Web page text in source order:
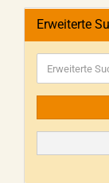
Erweiterte